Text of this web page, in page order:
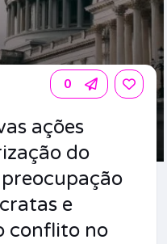
0
ações
do
e
conflito no